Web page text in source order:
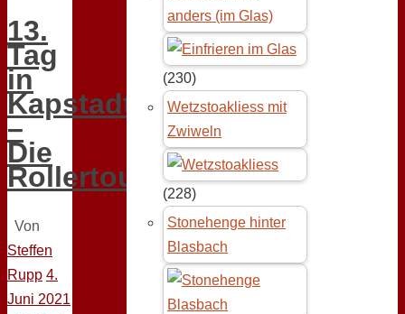
13.
Tag
in
Kapstadt
–
Die
Rollertour
Von
Steffen
Rupp 4.
Juni 2021
anders (im Glas)
(230)
Wetzstoakliess mit
Zwiweln
(228)
Stonehenge hinter
Blasbach